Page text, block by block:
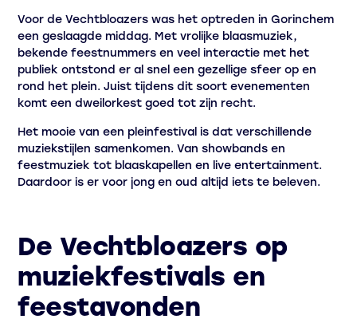
Voor de Vechtbloazers was het optreden in Gorinchem
een geslaagde middag. Met vrolijke blaasmuziek,
bekende feestnummers en veel interactie met het
publiek ontstond er al snel een gezellige sfeer op en
rond het plein. Juist tijdens dit soort evenementen
komt een dweilorkest goed tot zijn recht.
Het mooie van een pleinfestival is dat verschillende
muziekstijlen samenkomen. Van showbands en
feestmuziek tot blaaskapellen en live entertainment.
Daardoor is er voor jong en oud altijd iets te beleven.
De Vechtbloazers op
muziekfestivals en
feestavonden